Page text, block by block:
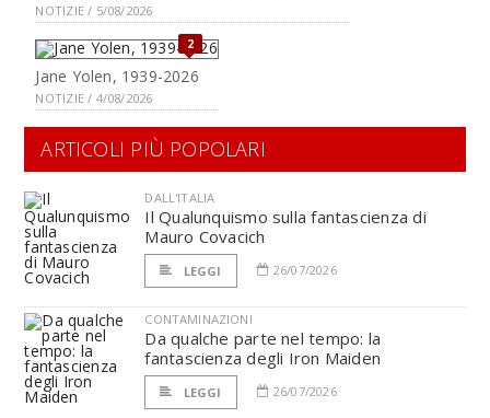
NOTIZIE / 5/08/2026
2
Jane Yolen, 1939-2026
NOTIZIE / 4/08/2026
ARTICOLI PIÙ POPOLARI
DALL'ITALIA
Il Qualunquismo sulla fantascienza di
Mauro Covacich
LEGGI 26/07/2026
CONTAMINAZIONI
Da qualche parte nel tempo: la
fantascienza degli Iron Maiden
LEGGI 26/07/2026